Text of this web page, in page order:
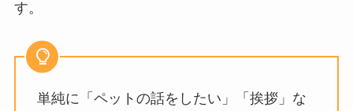
す。
単純に「ペットの話をしたい」「挨拶」な